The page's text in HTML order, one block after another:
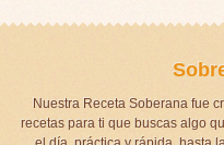
Nuestra Receta Soberana fue
recetas para ti que buscas algo